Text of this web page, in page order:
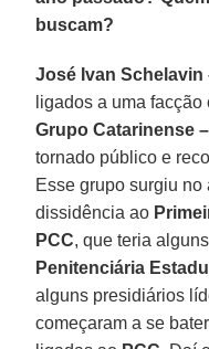
buscam?
José Ivan Schelavin
ligados a uma
Grupo Catarinense–
tornado público e
Esse grupo surgiu
dissidência ao
PCC, que teria
Penitenciária
alguns presidiários
começaram a se